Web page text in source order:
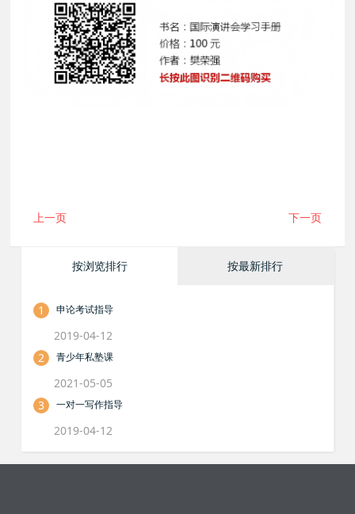
上一页 下一页
按浏览排行 按最新排行
1 申论考试指导
2019-04-12
2
青少年私塾课
2021-05-05
3
一对一写作指导
2019-04-12